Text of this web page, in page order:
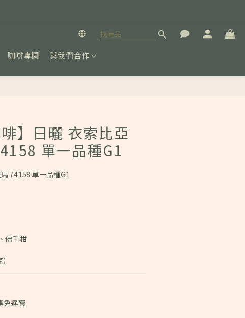
咖啡專欄 與我們合作
啡】日曬 衣索比亞
單一品種G1
74158 單一品種G1
佛手柑
免運費